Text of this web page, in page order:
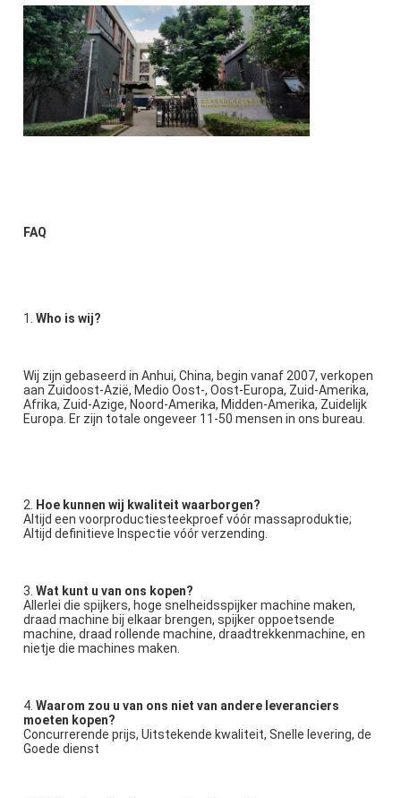
FAQ
1. Who is wij?
Wij zijn gebaseerd in Anhui, China, begin vanaf 2007, verkopen
aan Zuidoost-Azië, Medio Oost-, Oost-Europa, Zuid-Amerika,
Afrika, Zuid-Azige, Noord-Amerika, Midden-Amerika, Zuidelijk
Europa. Er zijn totale ongeveer 11-50 mensen in ons bureau.
2.
Hoe kunnen wij kwaliteit waarborgen?
Altijd een voorproductiesteekproef vóór massaproduktie;
Altijd definitieve Inspectie vóór verzending.
3. Wat kunt u van ons kopen?
Allerlei die spijkers, hoge snelheidsspijker machine maken,
draad machine bij elkaar brengen, spijker oppoetsende
machine, draad rollende machine, draadtrekkenmachine, en
nietje die machines maken.
4. Waarom zou u van ons niet van andere leveranciers
moeten kopen?
Concurrerende prijs, Uitstekende kwaliteit, Snelle levering, de
Goede dienst